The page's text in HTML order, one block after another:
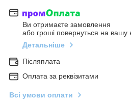
Ви отримаєте замовлення
або гроші повернуться на вашу
Детальніше
Післяплата
Оплата за реквізитами
Всі умови оплати